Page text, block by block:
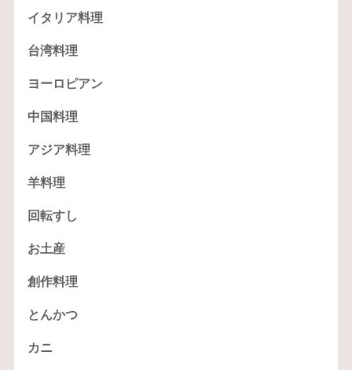
イタリア料理
台湾料理
ヨーロピアン
中国料理
アジア料理
羊料理
回転すし
お土産
創作料理
とんかつ
カニ